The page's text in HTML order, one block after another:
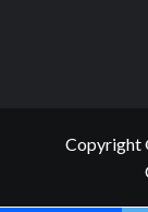
Copyright